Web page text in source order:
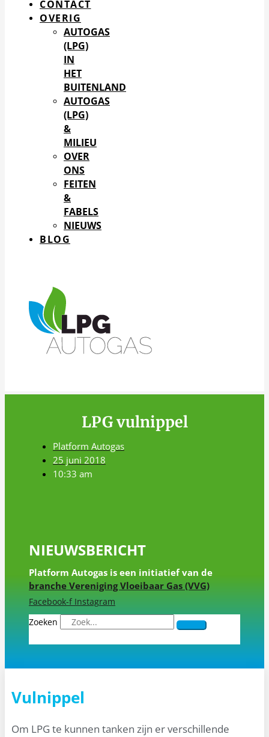
CONTACT
OVERIG
AUTOGAS
(LPG)
IN
HET
BUITENLAND
AUTOGAS
(LPG)
&
MILIEU
OVER
ONS
FEITEN
&
FABELS
NIEUWS
BLOG
LPG vulnippel
Platform Autogas
25 juni 2018
10:33 am
NIEUWSBERICHT
Platform Autogas is een initiatief van de
branche Vereniging Vloeibaar Gas (VVG)
Facebook-f Instagram
Zoeken
Vulnippel
Om LPG te kunnen tanken zijn er verschillende